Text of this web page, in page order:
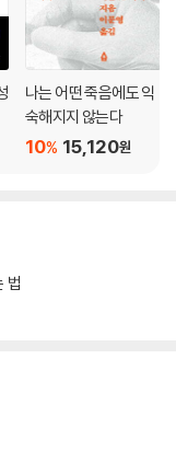
나는 어떤 죽음에도 익
숙해지지 않는다
15,120원
10%
법